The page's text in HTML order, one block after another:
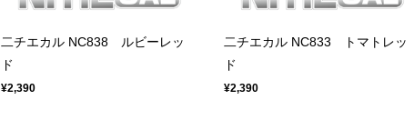
二チエカル NC838 ルビーレッ
ド
¥2,390
二チエカル NC833 トマトレッ
ド
¥2,390